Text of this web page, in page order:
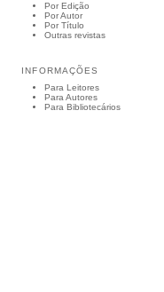
Por Edição
Por Autor
Por Título
Outras revistas
INFORMAÇÕES
Para Leitores
Para Autores
Para Bibliotecários